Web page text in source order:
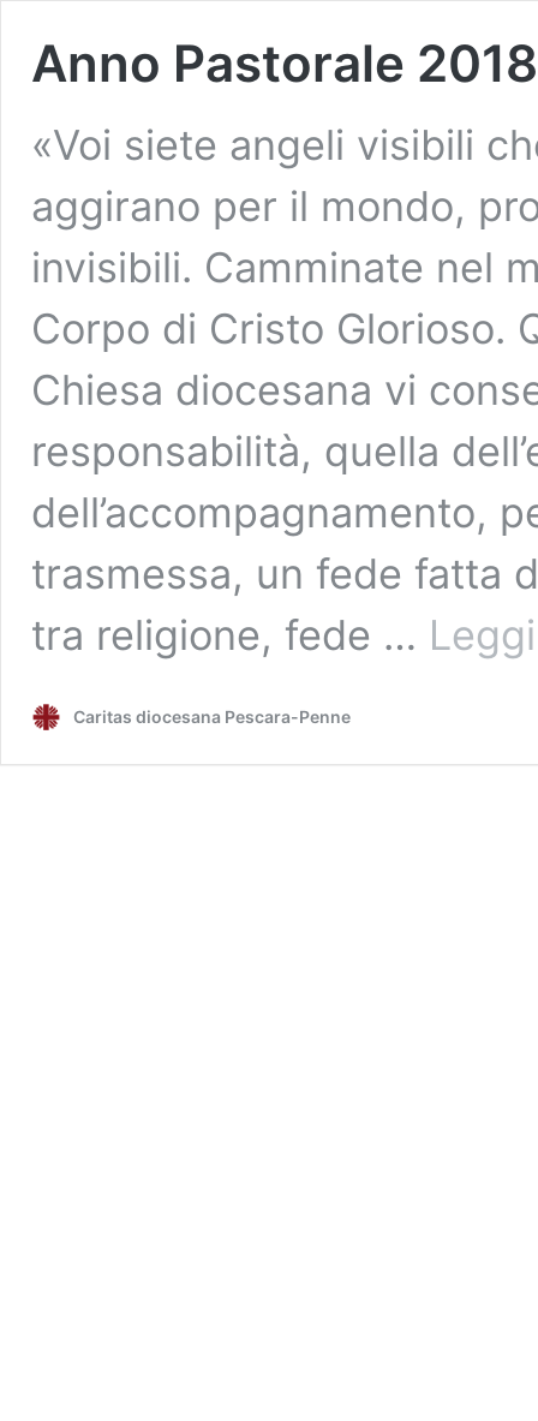
Anno Pastorale
«Voi siete angeli visibili
aggirano per il mondo,
invisibili. Camminate nel
Corpo di Cristo Glorioso.
Chiesa diocesana vi
responsabilità, quella
dell’accompagnamento,
trasmessa, un fede fatta
tra religione, fede …
Caritas diocesana Pescara-Penne